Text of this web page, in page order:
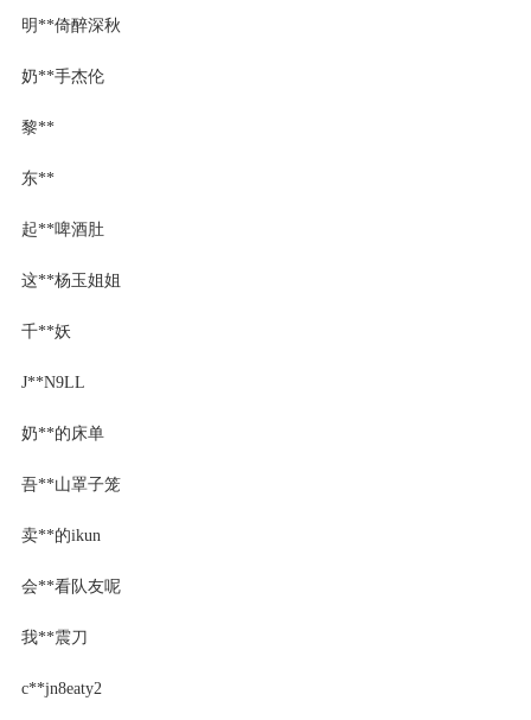
明**倚醉深秋
奶**手杰伦
黎**
东**
起**啤酒肚
这**杨玉姐姐
千**妖
J**N9LL
奶**的床单
吾**山罩子笼
卖**的ikun
会**看队友呢
我**震刀
c**jn8eaty2